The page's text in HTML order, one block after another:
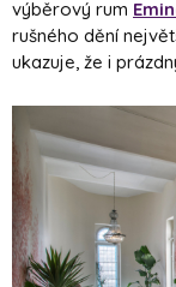
výběrový rum
rušného dění
ukazuje, že i